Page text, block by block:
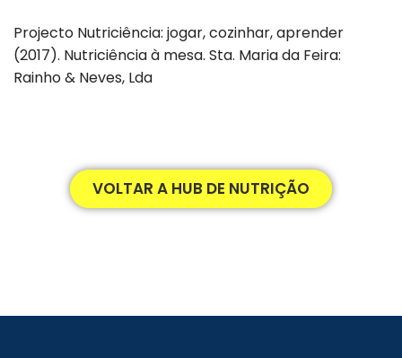
Projecto Nutriciência: jogar, cozinhar, aprender
(2017). Nutriciência à mesa. Sta. Maria da Feira:
Rainho & Neves, Lda
VOLTAR A HUB DE NUTRIÇÃO